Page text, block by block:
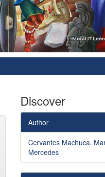
Discover
Author
Cervantes Machuca,
Mercedes